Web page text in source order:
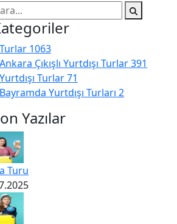
Turlar 1063
Ankara Çıkışlı Yurtdışı Turlar391
Yurtdışı Turlar71
Bayramda Yurtdışı Turları 2
Yazılar
Turu